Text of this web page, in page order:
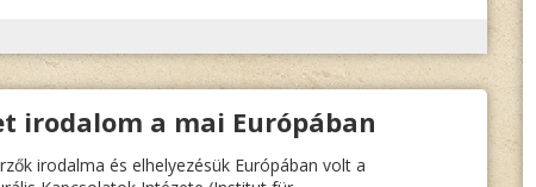
MIHÁLY:
AJKARENDEKI
irodalom a mai Európában
irodalma és elhelyezésük Európában volt a